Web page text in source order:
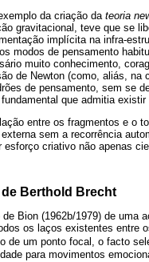
da criação da teoria
gravitacional, teve que se
implícita na infra-
modos de pensamento
muito conhecimento,
de Newton (como, aliás,
de pensamento, sem se
que admitia
entre os fragmentos e o
sem a recorrência
esforço criativo não apenas
de Berthold Brecht
Bion (1962b/1979) de uma
os laços existentes entre
de um ponto focal, o facto
para movimentos